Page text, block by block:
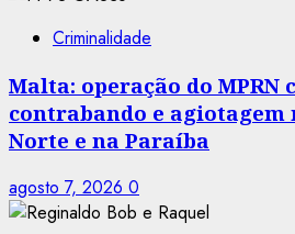
Criminalidade
Malta: operação do MPRN
contrabando e agiotagem
Norte e na Paraíba
agosto 7, 2026 0